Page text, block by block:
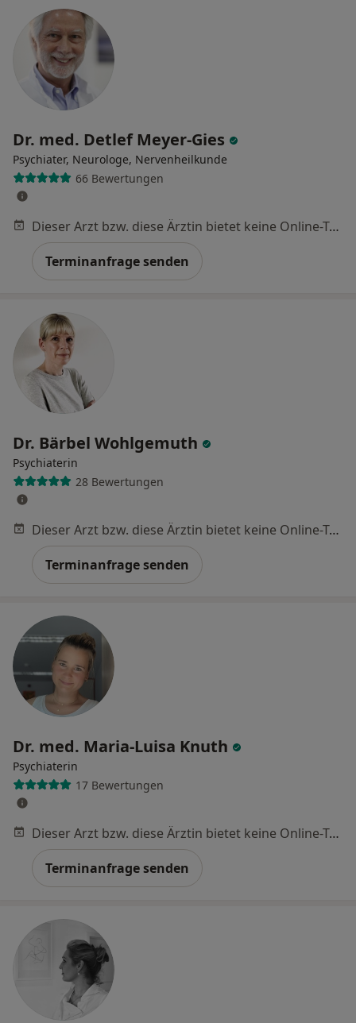
Dr. med. Detlef Meyer-Gies
Psychiater, Neurologe, Nervenheilkunde
66 Bewertungen
Dieser Arzt bzw. diese Ärztin bietet keine Online-Terminbuchung an diesem Standort an.
Terminanfrage senden
Dr. Bärbel Wohlgemuth
Psychiaterin
28 Bewertungen
Dieser Arzt bzw. diese Ärztin bietet keine Online-Terminbuchung an diesem Standort an.
Terminanfrage senden
Dr. med. Maria-Luisa Knuth
Psychiaterin
17 Bewertungen
Dieser Arzt bzw. diese Ärztin bietet keine Online-Terminbuchung an diesem Standort an.
Terminanfrage senden